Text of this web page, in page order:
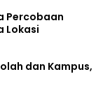
Percobaan
Lokasi
dan Kampus,